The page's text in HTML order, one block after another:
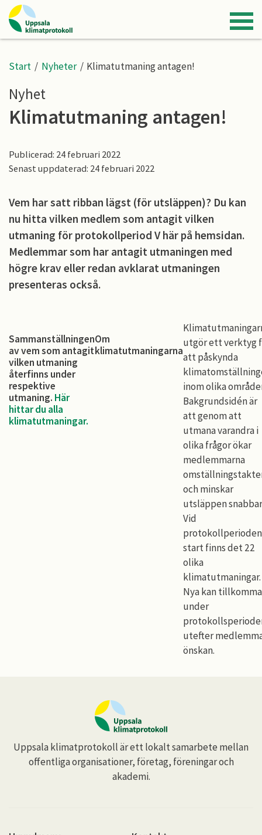
Start / Nyheter / Klimatutmaning antagen!
Nyhet
Klimatutmaning antagen!
Publicerad: 24 februari 2022
Senast uppdaterad: 24 februari 2022
Vem har satt ribban lägst (för utsläppen)? Du kan
nu hitta vilken medlem som antagit vilken
utmaning för protokollperiod V här på hemsidan.
Medlemmar som har antagit utmaningen med
högre krav eller redan avklarat utmaningen
presenteras också.
Sammanställningen
av vem som antagit
vilken utmaning
återfinns under
respektive
utmaning. Här
hittar du alla
klimatutmaningar.
Om
klimatutmaningarna
utgör ett verktyg
att påskynda
inom olika
Bakgrundsidén är
att genom att
utmana varandra i
olika frågor ökar
medlemmarna
och minskar
utsläppen
Vid
start finns det 22
olika
klimatutmaningar.
Nya kan tillkomma
under
utefter
önskan.
Uppsala klimatprotokoll är ett lokalt samarbete mellan
offentliga organisationer, företag, föreningar och
akademi.